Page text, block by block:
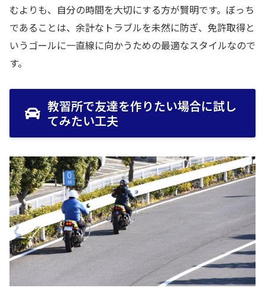
むよりも、自分の時間を大切にする方が賢明です。ぼっち
であることは、余計なトラブルを未然に防ぎ、免許取得と
いうゴールに一直線に向かうための最適なスタイルなので
す。
教習所で友達を作りたい場合に試し
てみたい工夫